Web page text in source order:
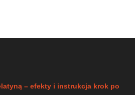
– efekty i instrukcja krok po